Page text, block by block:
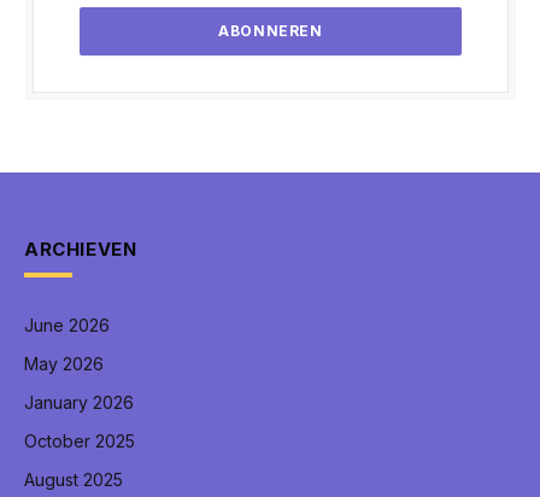
ARCHIEVEN
June 2026
May 2026
January 2026
October 2025
August 2025